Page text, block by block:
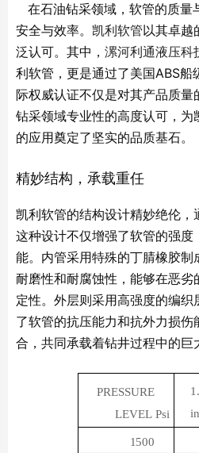
在石油钻采领域，软管的质量
安全与效率。 凯利软管以其卓越
泛认可。其中， 漯河利通液压科
利软管，更是通过了美国ABS船
际权威认证不仅是对其产品质
钻采领域专业性的高度认可，
的应用奠定了坚实的品质基石。
精妙结构，承载重任
凯利软管的结构设计精妙绝伦，
这种设计不仅增强了软管的强度
能。内管采用特殊的丁腈橡胶制
耐磨性和耐腐蚀性，能够在恶
定性。外层则采用高强度的编
了软管的抗压能力和抗外力损
合，共同承载着钻井过程中的巨
PRESSURE
LEVEL Psi
1500